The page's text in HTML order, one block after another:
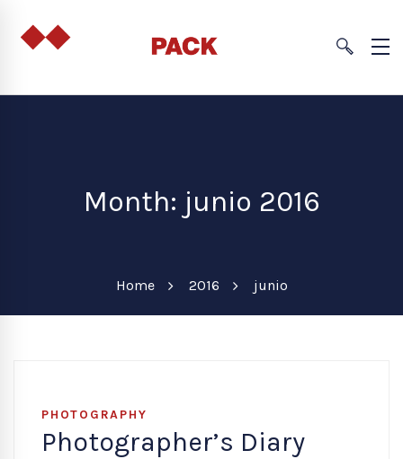
Month: junio 2016
Home 2016 junio
PHOTOGRAPHY
Photographer’s Diary